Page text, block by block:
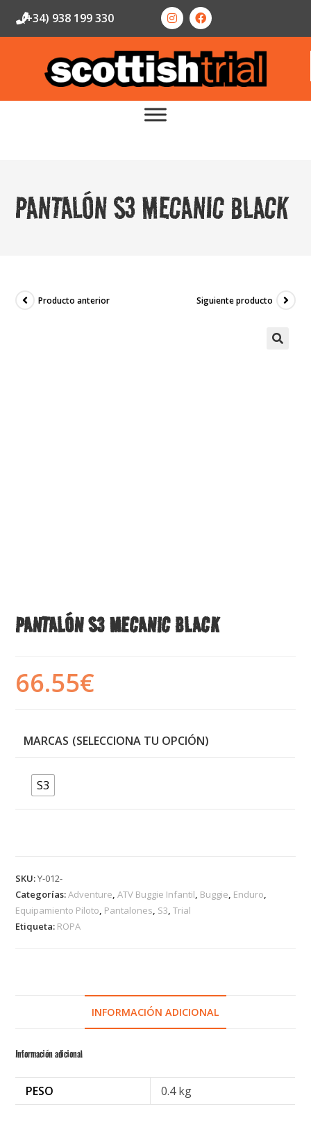
(+34) 938 199 330
PANTALÓN S3 MECANIC BLACK
Producto anterior Siguiente producto
PANTALÓN S3 MECANIC BLACK
66.55€
MARCAS
S3
SKU:Y-012-
Categorías:Adventure,ATV Buggie Infantil, Buggie, Enduro,
Equipamiento Piloto, Pantalones, S3,Trial
Etiqueta: ROPA
INFORMACIÓN ADICIONAL
Información adicional
PESO 0.4 kg